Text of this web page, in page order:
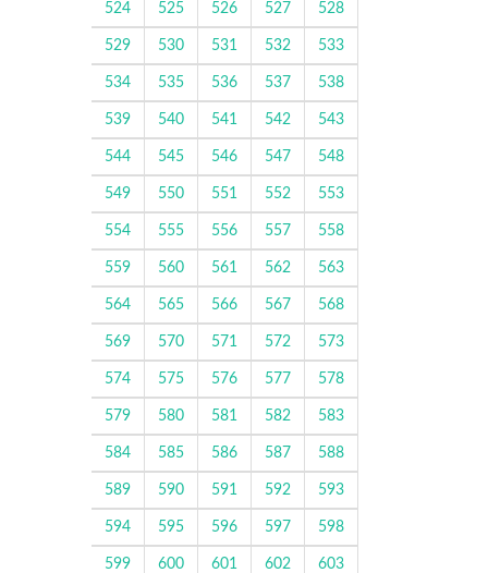
524 525 526 527 528
529 530 531 532 533
534 535 536 537 538
539 540 541 542 543
544 545 546 547 548
549 550 551 552 553
554 555 556 557 558
559 560 561 562 563
564 565 566 567 568
569 570 571 572 573
574 575 576 577 578
579 580 581 582 583
584 585 586 587 588
589 590 591 592 593
594 595 596 597 598
599 600 601 602 603